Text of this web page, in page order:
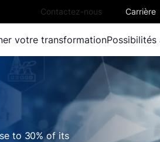
Contactez-nous Carrière
votre transformationPossibilités
to 30% of its